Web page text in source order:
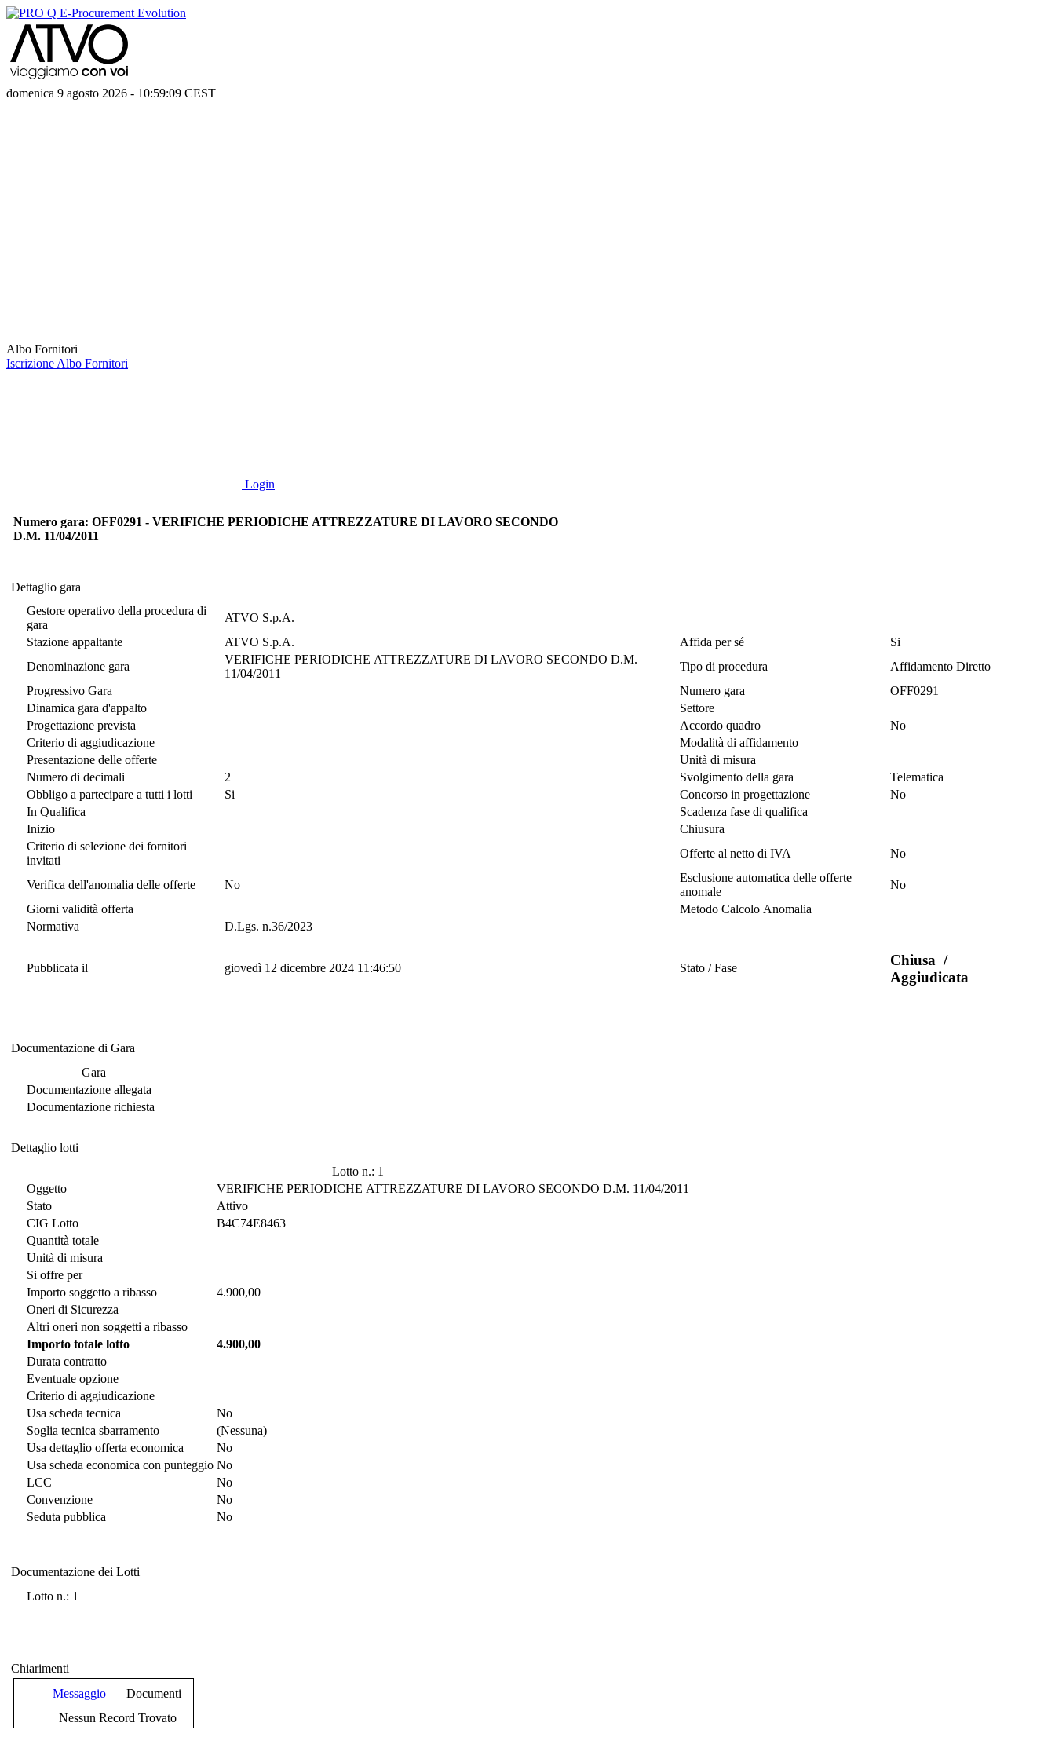
domenica 9 agosto 2026 - 10:59:09 CEST
Albo Fornitori
Iscrizione Albo Fornitori
Login
Numero gara: OFF0291 - VERIFICHE PERIODICHE ATTREZZATURE DI LAVORO SECONDO
D.M. 11/04/2011
Dettaglio gara
Gestore operativo della procedura di
gara
ATVO S.p.A.
Stazione appaltante
ATVO S.p.A. Affida per sé
Si
Denominazione gara
VERIFICHE PERIODICHE ATTREZZATURE DI LAVORO SECONDO D.M.
11/04/2011
Tipo di procedura
Affidamento Diretto
Progressivo Gara
Numero gara
OFF0291
Dinamica gara d'appalto
Settore
Progettazione prevista
Accordo quadro
No
Criterio di aggiudicazione
Modalità di affidamento
Presentazione delle offerte
Unità di misura
Numero di decimali
2 Svolgimento della gara
Telematica
Obbligo a partecipare a tutti i lotti
Si Concorso in progettazione
No
In Qualifica
Scadenza fase di qualifica
Inizio
Chiusura
Criterio di selezione dei fornitori
invitati
Offerte al netto di IVA No
Verifica dell'anomalia delle offerte No
Esclusione automatica delle offerte
anomale
No
Giorni validità offerta
Metodo Calcolo Anomalia
Normativa
D.Lgs. n.36/2023
Pubblicata il giovedì 12 dicembre 2024 11:46:50 Stato / Fase Chiusa /
Aggiudicata
Documentazione di Gara
Gara
Documentazione allegata
Documentazione richiesta
Dettaglio lotti
Lotto n.: 1
Oggetto
VERIFICHE PERIODICHE ATTREZZATURE DI LAVORO SECONDO D.M. 11/04/2011
Stato
Attivo
CIG Lotto
B4C74E8463
Quantità totale
Unità di misura
Si offre per
Importo soggetto a ribasso
4.900,00
Oneri di Sicurezza
Altri oneri non soggetti a ribasso
Importo totale lotto
4.900,00
Durata contratto
Eventuale opzione
Criterio di aggiudicazione
Usa scheda tecnica
No
Soglia tecnica sbarramento
(Nessuna)
Usa dettaglio offerta economica
No
Usa scheda economica con punteggio No
LCC
No
Convenzione
No
Seduta pubblica
No
Documentazione dei Lotti
Lotto n.: 1
Chiarimenti
Messaggio
Documenti
Nessun Record Trovato